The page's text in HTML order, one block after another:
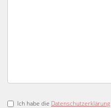
Ich habe die Datenschutzerklärung